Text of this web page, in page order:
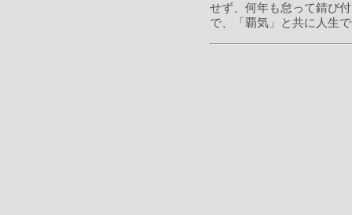
せず、何年も怠って錆び
で、「覇気」と共に人生